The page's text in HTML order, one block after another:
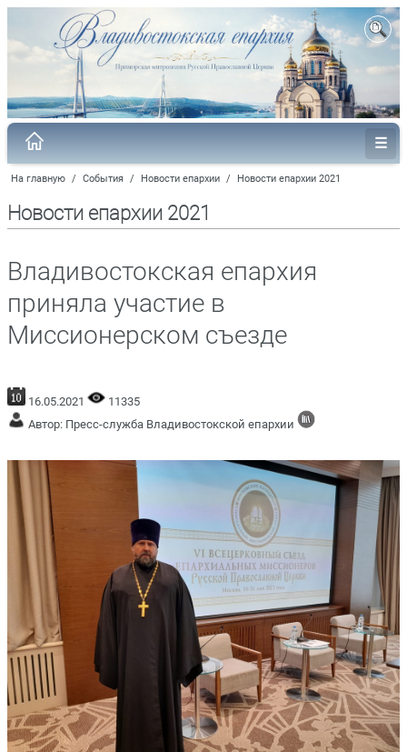
На главную / События / Новости епархии / Новости епархии 2021
Новости епархии 2021
Владивостокская епархия
приняла участие в
Миссионерском съезде
16.05.2021
11335
Автор: Пресс-служба Владивостокской епархии